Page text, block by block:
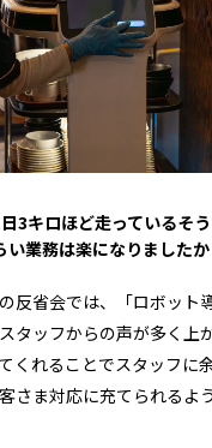
3キロほど走っているそ
い業務は楽になりましたか
反省会では、「ロボット
タッフからの声が多く上
くれることでスタッフに
さま対応に充てられるよ